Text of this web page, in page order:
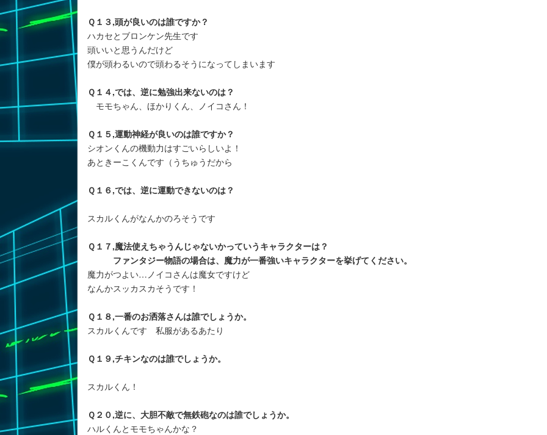
Ｑ１３,頭が良いのは誰ですか？
ハカセとブロンケン先生です
頭いいと思うんだけど
僕が頭わるいので頭わるそうになってしまいます
Ｑ１４,では、逆に勉強出来ないのは？
モモちゃん、ほかりくん、ノイコさん！
Ｑ１５,運動神経が良いのは誰ですか？
シオンくんの機動力はすごいらしいよ！
あときーこくんです（うちゅうだから
Ｑ１６,では、逆に運動できないのは？
スカルくんがなんかのろそうです
Ｑ１７,魔法使えちゃうんじゃないかっていうキャラクターは？
ファンタジー物語の場合は、魔力が一番強いキャラクターを挙げてください。
魔力がつよい…ノイコさんは魔女ですけど
なんかスッカスカそうです！
Ｑ１８,一番のお洒落さんは誰でしょうか。
スカルくんです 私服があるあたり
Ｑ１９,チキンなのは誰でしょうか。
スカルくん！
Ｑ２０,逆に、大胆不敵で無鉄砲なのは誰でしょうか。
ハルくんとモモちゃんかな？